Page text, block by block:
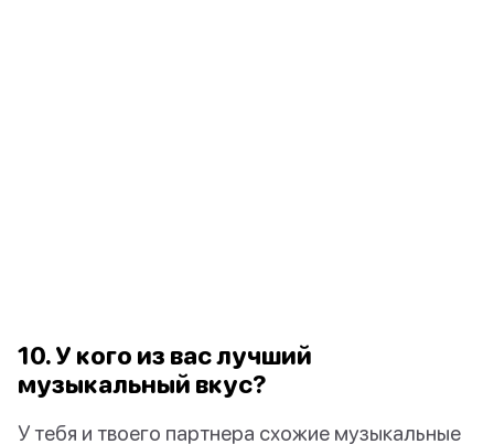
10. У кого из вас лучший
музыкальный вкус?
У тебя и твоего партнера схожие музыкальные